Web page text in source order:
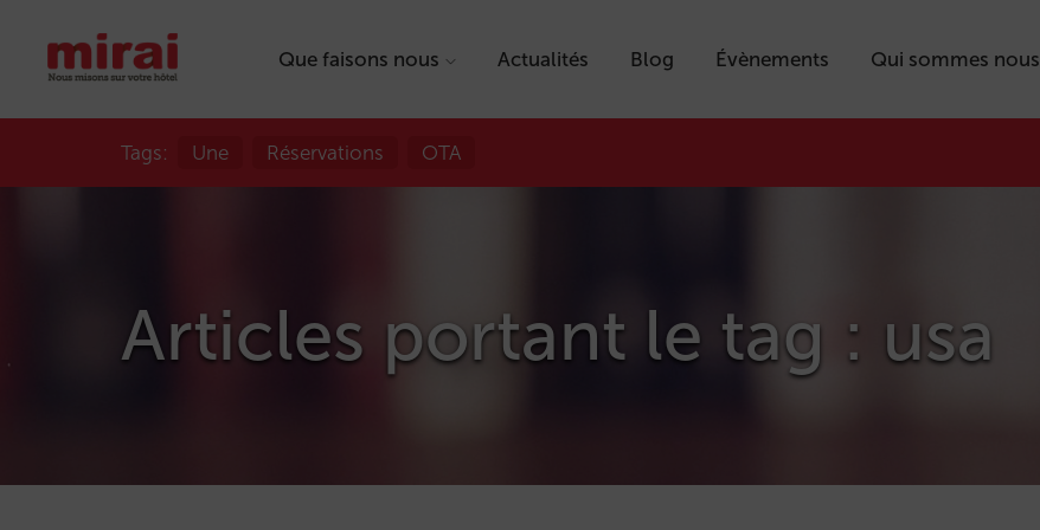
Que faisons nous Actualités Blog Évènements Qui sommes nous
Tags: Une Réservations OTA
Articles portant le tag : usa